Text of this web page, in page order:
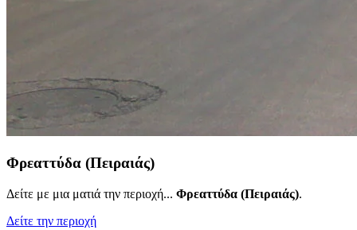
Φρεαττύδα (Πειραιάς)
Δείτε με μια ματιά την περιοχή... Φρεαττύδα (Πειραιάς).
Δείτε την περιοχή